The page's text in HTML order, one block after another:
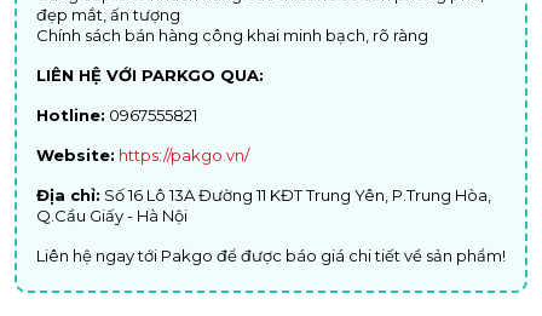
đẹp mắt, ấn tượng
Chính sách bán hàng công khai minh bạch, rõ ràng
LIÊN HỆ VỚI PARKGO QUA:
Hotline: 0967555821
Website: https://pakgo.vn/
Địa chỉ: Số 16 Lô 13A Đường 11 KĐT Trung Yên, P.Trung Hòa,
Q.Cầu Giấy - Hà Nội
Liên hệ ngay tới Pakgo để được báo giá chi tiết về sản phẩm!